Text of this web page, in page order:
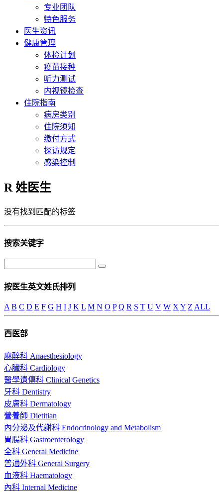
专业团队
特色服务
医生资讯
健康管理
体检计划
疫苗接种
听力测试
内视镜检查
住院指南
病房类别
住院须知
缴付方式
探访规定
感染控制
R 姓医生
没有找到匹配的标签
搜索关键字
按医生英文姓氏排列
A B C D E F G H I J K L M N O P Q R S T U V W X Y Z ALL
西医部
麻醉科 Anaesthesiology
心臟科 Cardiology
醫學遺傳科 Clinical Genetics
牙科 Dentistry
皮膚科 Dermatology
營養師 Dietitian
內分泌及代謝科 Endocrinology and Metabolism
胃腸科 Gastroenterology
全科 General Medicine
普通外科 General Surgery
血液科 Haematology
內科 Internal Medicine